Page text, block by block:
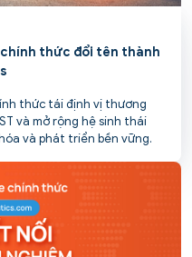
chính thức đổi tên thành
thức tái định vị thương
và mở rộng hệ sinh thái
và phát triển bền vững.